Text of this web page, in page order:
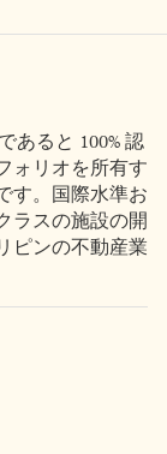
あると 100% 認
ォリオを所有す
す。国際水準お
ラスの施設の開
ピンの不動産業